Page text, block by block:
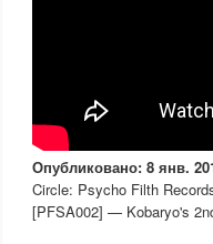
Опубликовано: 8 янв.
Circle: Psycho Filth
[PFSA002] — Kobaryo's